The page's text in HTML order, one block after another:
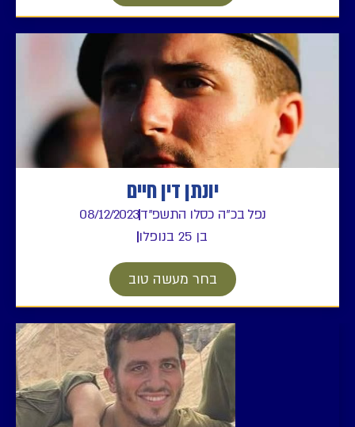
יונתן דין חיים
נפל בכ"ה כסלו התשפ"ד08/12/2023
בן 25 בנופלו
בחר מעשה טוב